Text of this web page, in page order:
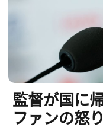
監督が国に
ファンの怒り